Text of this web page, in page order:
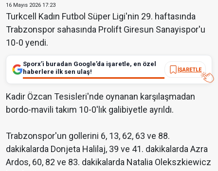
16 Mayıs 2026 17:23
Turkcell Kadın Futbol Süper Ligi'nin 29. haftasında
Trabzonspor sahasında Prolift Giresun Sanayispor'u
10-0 yendi.
Sporx’i buradan Google’da işaretle, en özel
haberlere ilk sen ulaş!
İŞARETLE
Kadir Özcan Tesisleri'nde oynanan karşılaşmadan
bordo-mavili takım 10-0'lık galibiyetle ayrıldı.
Trabzonspor'un gollerini 6, 13, 62, 63 ve 88.
dakikalarda Donjeta Halilaj, 39 ve 41. dakikalarda Azra
Ardos, 60, 82 ve 83. dakikalarda Natalia Olekszkiewicz